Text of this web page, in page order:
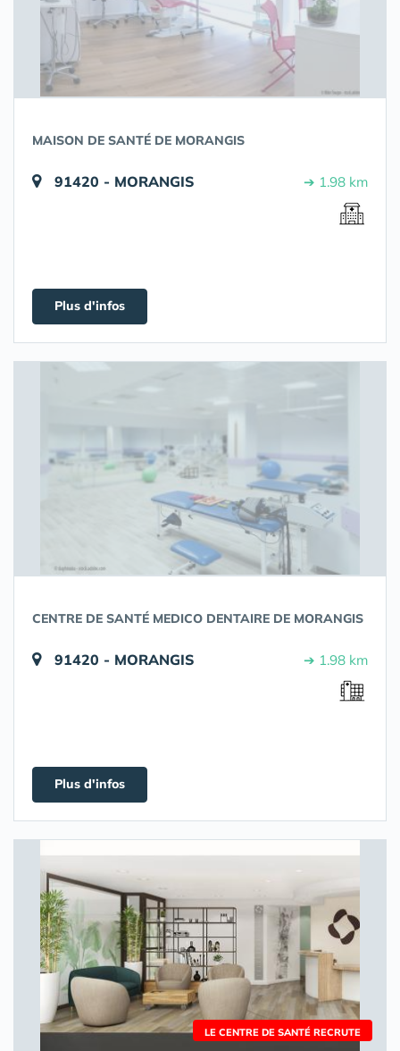
MAISON DE SANTÉ DE MORANGIS
91420 - MORANGIS ➔ 1.98 km
Plus d'infos
CENTRE DE SANTÉ MEDICO DENTAIRE DE MORANGIS
91420 - MORANGIS ➔ 1.98 km
Plus d'infos
LE CENTRE DE SANTÉ RECRUTE